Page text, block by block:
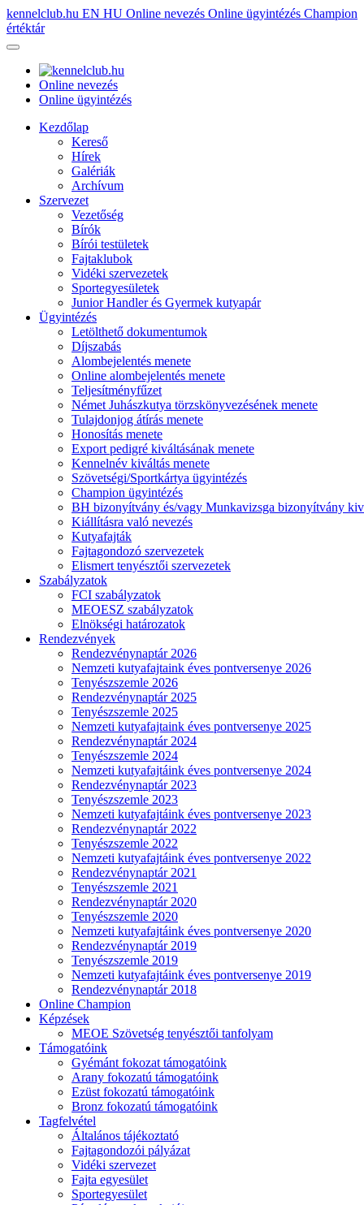
kennelclub.hu EN HU Online nevezés Online ügyintézés Champion
értéktár
Online nevezés
Online ügyintézés
Kezdőlap
Kereső
Hírek
Galériák
Archívum
Szervezet
Vezetőség
Bírók
Bírói testületek
Fajtaklubok
Vidéki szervezetek
Sportegyesületek
Junior Handler és Gyermek kutyapár
Ügyintézés
Letölthető dokumentumok
Díjszabás
Alombejelentés menete
Online alombejelentés menete
Teljesítményfűzet
Német Juhászkutya törzskönyvezésének menete
Tulajdonjog átírás menete
Honosítás menete
Export pedigré kiváltásának menete
Kennelnév kiváltás menete
Szövetségi/Sportkártya ügyintézés
Champion ügyintézés
BH bizonyítvány és/vagy Munkavizsga bizonyítvány
Kiállításra való nevezés
Kutyafajták
Fajtagondozó szervezetek
Elismert tenyésztői szervezetek
Szabályzatok
FCI szabályzatok
MEOESZ szabályzatok
Elnökségi határozatok
Rendezvények
Rendezvénynaptár 2026
Nemzeti kutyafajtaink éves pontversenye 2026
Tenyészszemle 2026
Rendezvénynaptár 2025
Tenyészszemle 2025
Nemzeti kutyafajtaink éves pontversenye 2025
Rendezvénynaptár 2024
Tenyészszemle 2024
Nemzeti kutyafajtáink éves pontversenye 2024
Rendezvénynaptár 2023
Tenyészszemle 2023
Nemzeti kutyafajtáink éves pontversenye 2023
Rendezvénynaptár 2022
Tenyészszemle 2022
Nemzeti kutyafajtáink éves pontversenye 2022
Rendezvénynaptár 2021
Tenyészszemle 2021
Rendezvénynaptár 2020
Tenyészszemle 2020
Nemzeti kutyafajtáink éves pontversenye 2020
Rendezvénynaptár 2019
Tenyészszemle 2019
Nemzeti kutyafajtáink éves pontversenye 2019
Rendezvénynaptár 2018
Online Champion
Képzések
MEOE Szövetség tenyésztői tanfolyam
Támogatóink
Gyémánt fokozat támogatóink
Arany fokozatú támogatóink
Ezüst fokozatú támogatóink
Bronz fokozatú támogatóink
Tagfelvétel
Általános tájékoztató
Fajtagondozói pályázat
Vidéki szervezet
Fajta egyesület
Sportegyesület